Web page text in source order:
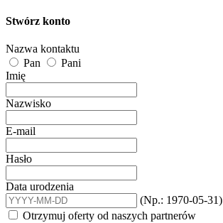
Stwórz konto
Nazwa kontaktu
Pan
Pani
Imię
Nazwisko
E-mail
Hasło
Data urodzenia
(Np.: 1970-05-31)
Otrzymuj oferty od naszych partnerów